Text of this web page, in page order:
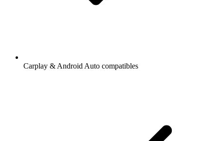
Carplay & Android Auto compatibles